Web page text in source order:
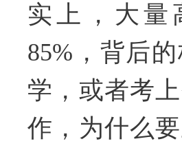
实上，大量
85%，背后
学，或者考
作，为什么要